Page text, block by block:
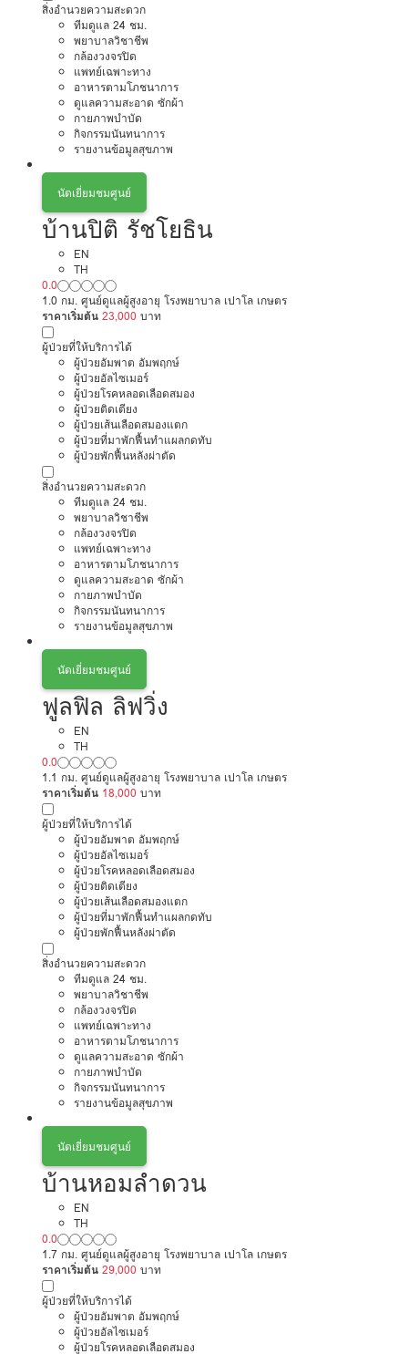
สิ่งอำนวยความสะดวก
ทีมดูแล 24 ชม.
พยาบาลวิชาชีพ
กล้องวงจรปิด
แพทย์เฉพาะทาง
อาหารตามโภชนาการ
ดูแลความสะอาด ซักผ้า
กายภาพบำบัด
กิจกรรมนันทนาการ
รายงานข้อมูลสุขภาพ
นัดเยี่ยมชมศูนย์
บ้านปิติ รัชโยธิน
EN
TH
0.0
1.0 กม. ศูนย์ดูแลผู้สูงอายุ โรงพยาบาล เปาโล เกษตร
ราคาเริ่มต้น 23,000 บาท
ผู้ป่วยที่ให้บริการได้
ผู้ป่วยอัมพาต อัมพฤกษ์
ผู้ป่วยอัลไซเมอร์
ผู้ป่วยโรคหลอดเลือดสมอง
ผู้ป่วยติดเตียง
ผู้ป่วยเส้นเลือดสมองแตก
ผู้ป่วยที่มาพักฟื้นทำแผลกดทับ
ผู้ป่วยพักฟื้นหลังผ่าตัด
สิ่งอำนวยความสะดวก
ทีมดูแล 24 ชม.
พยาบาลวิชาชีพ
กล้องวงจรปิด
แพทย์เฉพาะทาง
อาหารตามโภชนาการ
ดูแลความสะอาด ซักผ้า
กายภาพบำบัด
กิจกรรมนันทนาการ
รายงานข้อมูลสุขภาพ
นัดเยี่ยมชมศูนย์
ฟูลฟิล ลิฟวิ่ง
EN
TH
0.0
1.1 กม. ศูนย์ดูแลผู้สูงอายุ โรงพยาบาล เปาโล เกษตร
ราคาเริ่มต้น 18,000 บาท
ผู้ป่วยที่ให้บริการได้
ผู้ป่วยอัมพาต อัมพฤกษ์
ผู้ป่วยอัลไซเมอร์
ผู้ป่วยโรคหลอดเลือดสมอง
ผู้ป่วยติดเตียง
ผู้ป่วยเส้นเลือดสมองแตก
ผู้ป่วยที่มาพักฟื้นทำแผลกดทับ
ผู้ป่วยพักฟื้นหลังผ่าตัด
สิ่งอำนวยความสะดวก
ทีมดูแล 24 ชม.
พยาบาลวิชาชีพ
กล้องวงจรปิด
แพทย์เฉพาะทาง
อาหารตามโภชนาการ
ดูแลความสะอาด ซักผ้า
กายภาพบำบัด
กิจกรรมนันทนาการ
รายงานข้อมูลสุขภาพ
นัดเยี่ยมชมศูนย์
บ้านหอมลำดวน
EN
TH
0.0
1.7 กม. ศูนย์ดูแลผู้สูงอายุ โรงพยาบาล เปาโล เกษตร
ราคาเริ่มต้น 29,000 บาท
ผู้ป่วยที่ให้บริการได้
ผู้ป่วยอัมพาต อัมพฤกษ์
ผู้ป่วยอัลไซเมอร์
ผู้ป่วยโรคหลอดเลือดสมอง